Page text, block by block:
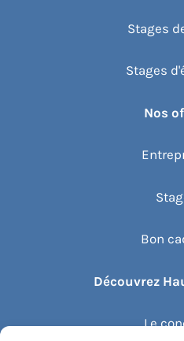
Stages
Stages
Nos
Bon
Découvrez
Le